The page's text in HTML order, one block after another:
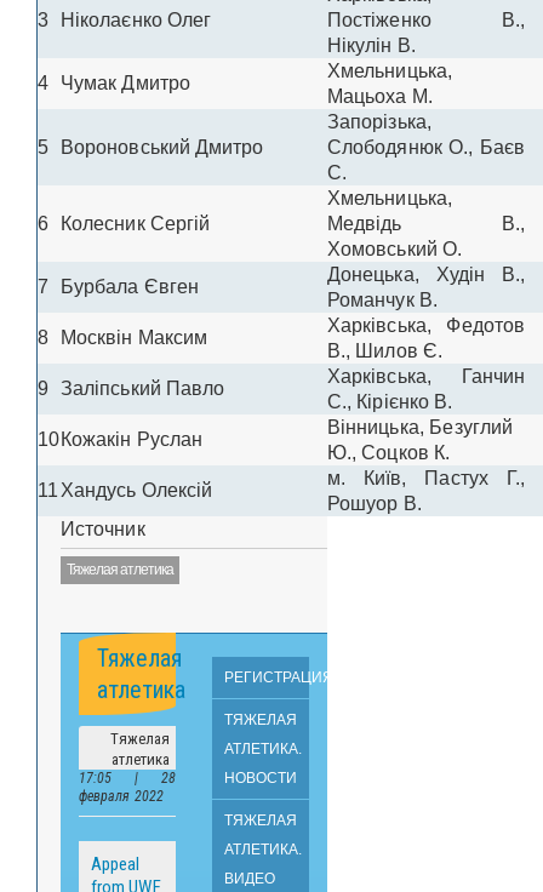
3 Ніколаєнко Олег
Постіженко В.,
Нікулін В.
4
Чумак Дмитро
Хмельницька,
Мацьоха М.
5 Вороновський Дмитро
Запорізька,
Слободянюк О., Баєв
С.
6 Колесник Сергій
Хмельницька,
Медвідь В.,
Хомовський О.
7
Бурбала Євген
Донецька, Худін В.,
Романчук В.
8
Москвін Максим
Харківська, Федотов
В., Шилов Є.
9
Заліпський Павло
Харківська, Ганчин
С., Кірієнко В.
10Кожакін Руслан
Вінницька, Безуглий
Ю., Соцков К.
11 Хандусь Олексій
м. Київ, Пастух Г.,
Рошуор В.
Источник
Тяжелая атлетика
Тяжелая
атлетика
Тяжелая
атлетика
17:05 | 28
февраля 2022
Appeal
from UWF
РЕГИСТРАЦИЯ
ТЯЖЕЛАЯ
АТЛЕТИКА.
НОВОСТИ
ТЯЖЕЛАЯ
АТЛЕТИКА.
ВИДЕО